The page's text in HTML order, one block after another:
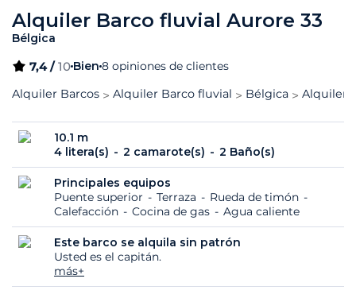
Alquiler Barco fluvial Aurore 33
Bélgica
7,4 /10 Bien 8 opiniones de clientes
Alquiler Barcos
Alquiler Barco fluvial Bélgica Alquiler
10.1 m
4 litera(s)
2 camarote(s) 2 Baño(s)
Principales equipos
Puente superior
Terraza
Rueda de timón
Calefacción
Cocina de gas Agua caliente
Este barco se alquila sin patrón
Usted es el capitán.
más+